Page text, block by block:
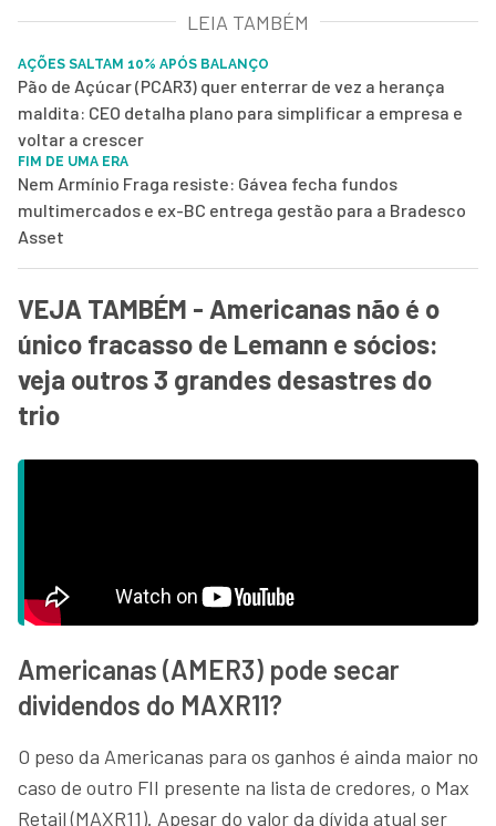
LEIA TAMBÉM
AÇÕES SALTAM 10% APÓS BALANÇO
Pão de Açúcar (PCAR3) quer enterrar de vez a herança
maldita: CEO detalha plano para simplificar a empresa e
voltar a crescer
FIM DE UMA ERA
Nem Armínio Fraga resiste: Gávea fecha fundos
multimercados e ex-BC entrega gestão para a Bradesco
Asset
VEJA TAMBÉM - Americanas não é o
único fracasso de Lemann e sócios:
veja outros 3 grandes desastres do
trio
Americanas (AMER3) pode secar
dividendos do MAXR11?
O peso da Americanas para os ganhos é ainda maior no
caso de outro FII presente na lista de credores, o Max
Retail (MAXR11). Apesar do valor da dívida atual ser